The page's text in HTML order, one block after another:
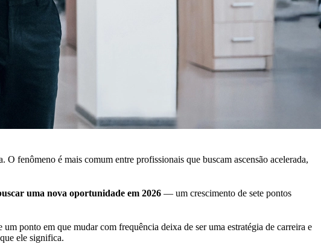
fenômeno é mais comum entre profissionais que buscam ascensão acelerada,
uma nova oportunidade em 2026 — um crescimento de sete pontos
ponto em que mudar com frequência deixa de ser uma estratégia de carreira e
ele significa.